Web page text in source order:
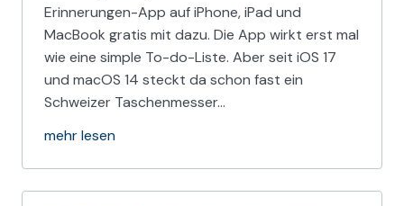
Erinnerungen-App auf iPhone, iPad und
MacBook gratis mit dazu. Die App wirkt erst mal
wie eine simple To-do-Liste. Aber seit iOS 17
und macOS 14 steckt da schon fast ein
Schweizer Taschenmesser…
mehr lesen